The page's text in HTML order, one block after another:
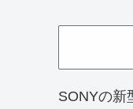
SONYの新